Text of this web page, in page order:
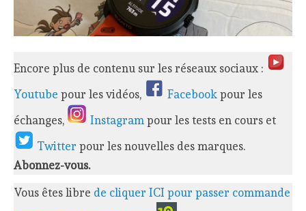
Encore plus de contenu sur les réseaux sociaux :
Youtube pour les vidéos, Facebookpour les
échanges,
Instagrampour les tests en cours et
Twitterpour les nouvelles des marques.
Abonnez-vous.
Vous êtes libre de cliquer ICI pour passer commande